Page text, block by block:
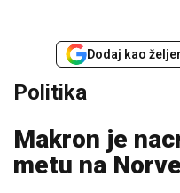
Dodaj kao
Politika
Makron je
metu na